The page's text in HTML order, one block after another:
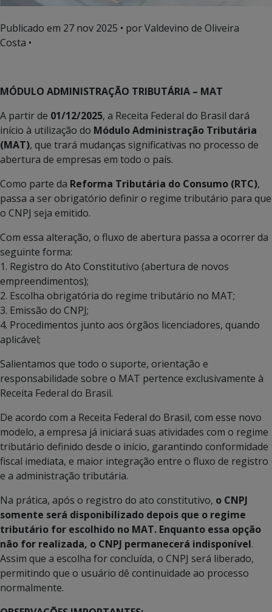
Publicado em 27 nov 2025 • por Valdevino de Oliveira
Costa •
MÓDULO ADMINISTRAÇÃO TRIBUTÁRIA – MAT
A partir de 01/12/2025, a Receita Federal do Brasil dará
início à utilização do Módulo Administração Tributária
(MAT), que trará mudanças significativas no processo de
abertura de empresas em todo o país.
Como parte da Reforma Tributária do Consumo (RTC),
passa a ser obrigatório definir o regime tributário para que
o CNPJ seja emitido.
Com essa alteração, o fluxo de abertura passa a ocorrer da
seguinte forma:
1. Registro do Ato Constitutivo (abertura de novos
empreendimentos);
2. Escolha obrigatória do regime tributário no MAT;
3. Emissão do CNPJ;
4. Procedimentos junto aos órgãos licenciadores, quando
aplicável;
Salientamos que todo o suporte, orientação e
responsabilidade sobre o MAT pertence exclusivamente à
Receita Federal do Brasil.
De acordo com a Receita Federal do Brasil, com esse novo
modelo, a empresa já iniciará suas atividades com o regime
tributário definido desde o início, garantindo conformidade
fiscal imediata, e maior integração entre o fluxo de registro
e a administração tributária.
Na prática, após o registro do ato constitutivo, o CNPJ
somente será disponibilizado depois que o regime
tributário for escolhido no MAT. Enquanto essa opção
não for realizada, o CNPJ permanecerá indisponível.
Assim que a escolha for concluída, o CNPJ será liberado,
permitindo que o usuário dê continuidade ao processo
normalmente.